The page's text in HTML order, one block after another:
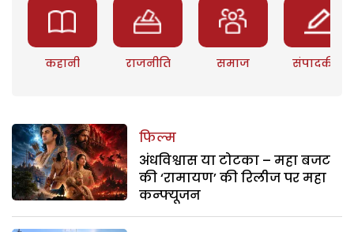
कहानी राजनीति समाज संपादकीय
फिल्म
अंधविश्वास या टोटका – महा बजट
की ‘रामायण’ की रिलीज पर महा
कन्फ्यूजन